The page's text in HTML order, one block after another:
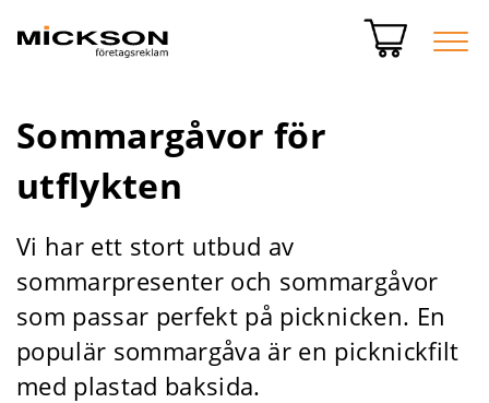
Sommargåvor för
utflykten
Vi har ett stort utbud av
sommarpresenter och sommargåvor
som passar perfekt på picknicken. En
populär sommargåva är en picknickfilt
med plastad baksida.